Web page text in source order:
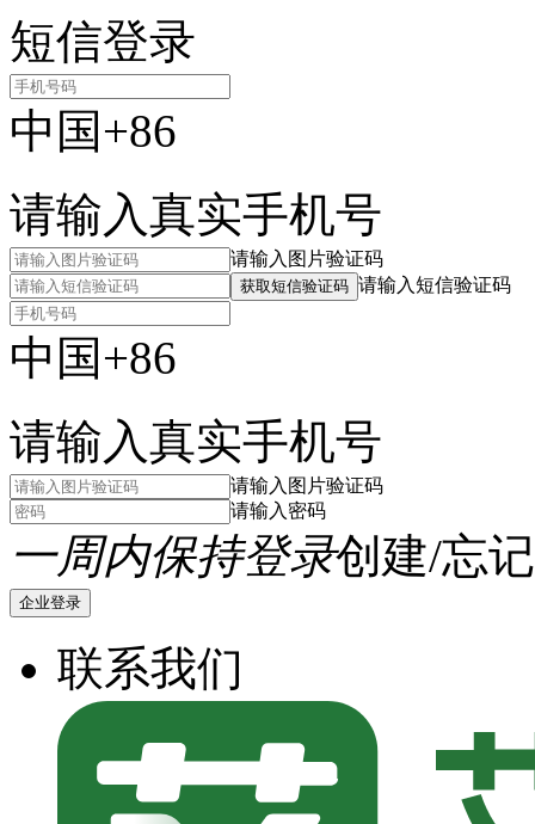
短信登录
中国+86
请输入真实手机号
请输入图片验证码
获取短信验证码 请输入短信验证码
中国+86
请输入真实手机号
请输入图片验证码
请输入密码
一周内保持登录创建/忘
企业登录
联系我们